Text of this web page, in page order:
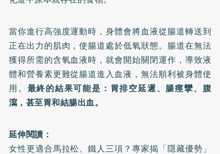
當你進行高強度運動時，身體會將血液從腸道轉送到
正在出力的肌肉，使腸道處於低氧狀態。腸道在無法
獲得所需的含氧血液時，就會開始關閉運作，導致液
體和營養素更難從腸道進入血液，無法順利被身體使
用。 最終的結果可能是：胃排空延遲、腸痙攣、腹
瀉，甚至胃和結腸出血。
延伸閱讀：
女性更適合馬拉松、鐵人三項？專家揭「隱藏優勢」